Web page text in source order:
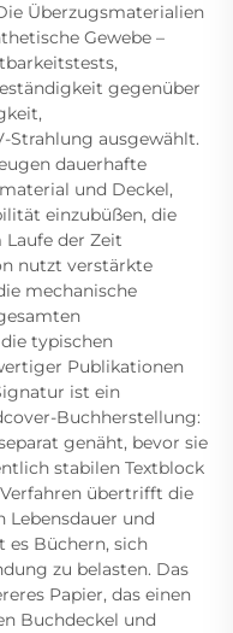
Überzugsmaterialien
Gewebe –
gegenüber
Strahlung ausgewählt.
dauerhafte
und Deckel,
einzubüßen, die
der Zeit
nutzt verstärkte
mechanische
typischen
Publikationen
ist ein
Buchherstellung:
genäht, bevor sie
stabilen Textblock
übertrifft die
und
Büchern, sich
zu belasten. Das
Papier, das einen
Buchdeckel und